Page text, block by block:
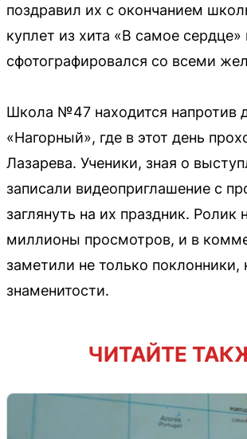
поздравил их с окончанием
куплет из хита «В самое сердце»
сфотографировался со всеми
Школа №47 находится напротив
«Нагорный», где в этот день
Лазарева. Ученики, зная о
записали видеоприглашение с
заглянуть на их праздник. Ролик
миллионы просмотров, и в
заметили не только поклонники,
знаменитости.
ЧИТАЙТЕ